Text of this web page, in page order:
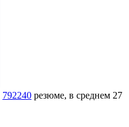
792240 резюме, в среднем 27